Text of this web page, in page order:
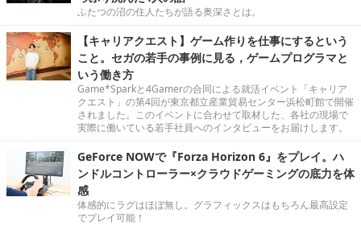
ふたつの沼の住人たちが語る奥深さとは。
【キャリアクエスト】ゲーム作りを仕事にするという
こと。セガの若手の事例に見る，ゲームプログラマと
いう働き方
Game*Sparkと4Gamerの合同による就活イベント「キャリア
クエスト」の第4回が東京都立産業貿易センター浜松町館で開催
されました。このイベントに合わせて取材した、各社の現場で
実際に働いている若手社員へのインタビューをお届けします。
GeForce NOWで『Forza Horizon 6』をプレイ。ハ
ンドルコントローラー×クラウドゲーミングの底力を体
感
体感的にラグはほぼ無し。グラフィックスはもちろん最高設定
でプレイ可能！